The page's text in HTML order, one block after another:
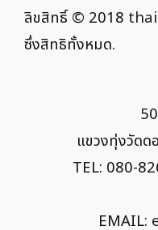
ลิขสิทธิ์ © 2018
ซึ่งสิทธิทั้งหมด.
แขวงทุ่งวัดด
TEL: 080-
EMAIL: